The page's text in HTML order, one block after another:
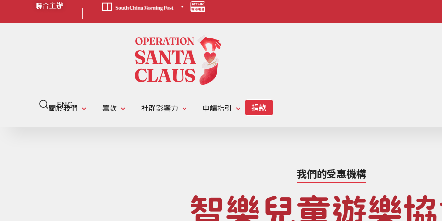
聯合主辦 |
ENG
關於我們 籌款 社群影響力 申請指引
我們的受惠機構
智樂兒童遊樂